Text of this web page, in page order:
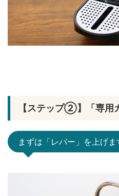
【ステップ②】「専用
まずは「レバー」を上げま